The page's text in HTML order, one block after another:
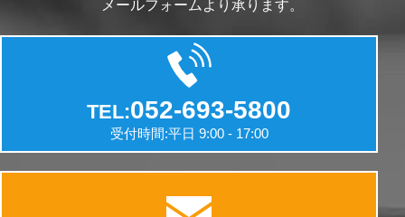
メールフォームより承ります。
TEL:052-693-5800
受付時間:平日 9:00 - 17:00